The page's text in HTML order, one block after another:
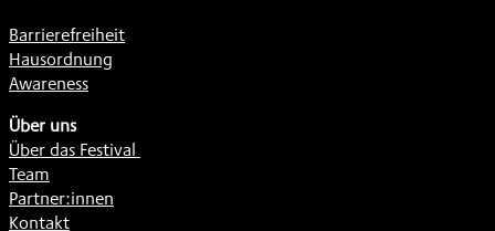
Barrierefreiheit
Hausordnung
Awareness
Über uns
Über das Festival
Team
Partner:innen
Kontakt